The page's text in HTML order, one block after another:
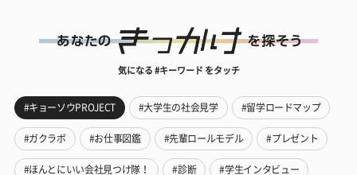
気になる #キーワード をタッチ
#キョーソウPROJECT #大学生の社会見学 #留学ロードマップ
#ガクラボ #お仕事図鑑 #先輩ロールモデル #プレゼント
#ほんとにいい会社見つけ隊！ #診断 #学生インタビュー